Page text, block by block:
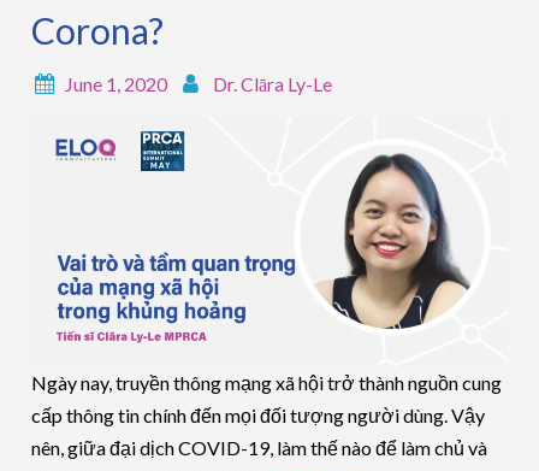
Corona?
June 1, 2020 Dr. Clāra Ly-Le
Ngày nay, truyền thông mạng xã hội trở thành nguồn cung
cấp thông tin chính đến mọi đối tượng người dùng. Vậy
nên, giữa đại dịch COVID-19, làm thế nào để làm chủ và